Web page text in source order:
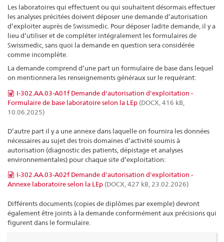
Les laboratoires qui effectuent ou qui souhaitent désormais effectuer
les analyses précitées doivent déposer une demande d’autorisation
d’exploiter auprès de Swissmedic. Pour déposer ladite demande, il y a
lieu d’utiliser et de compléter intégralement les formulaires de
Swissmedic, sans quoi la demande en question sera considérée
comme incomplète.
La demande comprend d’une part un formulaire de base dans lequel
on mentionnera les renseignements généraux sur le requérant:
I-302.AA.03-A01f Demande d'autorisation d'exploitation -
Formulaire de base laboratoire selon la LEp (DOCX, 416 kB,
10.06.2025)
D’autre part il y a une annexe dans laquelle on fournira les données
nécessaires au sujet des trois domaines d’activité soumis à
autorisation (diagnostic des patients, dépistage et analyses
environnementales) pour chaque site d’exploitation:
I-302.AA.03-A02f Demande d'autorisation d'exploitation -
Annexe laboratoire selon la LEp (DOCX, 427 kB, 23.02.2026)
Différents documents (copies de diplômes par exemple) devront
également être joints à la demande conformément aux précisions qui
figurent dans le formulaire.